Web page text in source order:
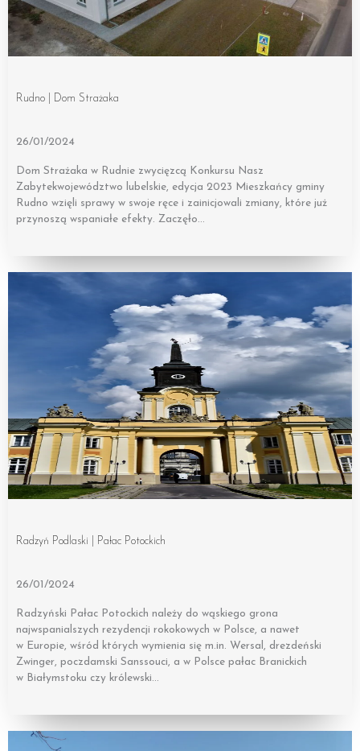
Rudno | Dom Strażaka
26/01/2024
Dom Strażaka w Rudnie zwycięzcą Konkursu Nasz
Zabytekwojewództwo lubelskie, edycja 2023 Mieszkańcy gminy
Rudno wzięli sprawy w swoje ręce i zainicjowali zmiany, które już
przynoszą wspaniałe efekty. Zaczęło…
Radzyń Podlaski | Pałac Potockich
26/01/2024
Radzyński Pałac Potockich należy do wąskiego grona
najwspanialszych rezydencji rokokowych w Polsce, a nawet
w Europie, wśród których wymienia się m.in. Wersal, drezdeński
Zwinger, poczdamski Sanssouci, a w Polsce pałac Branickich
w Białymstoku czy królewski…